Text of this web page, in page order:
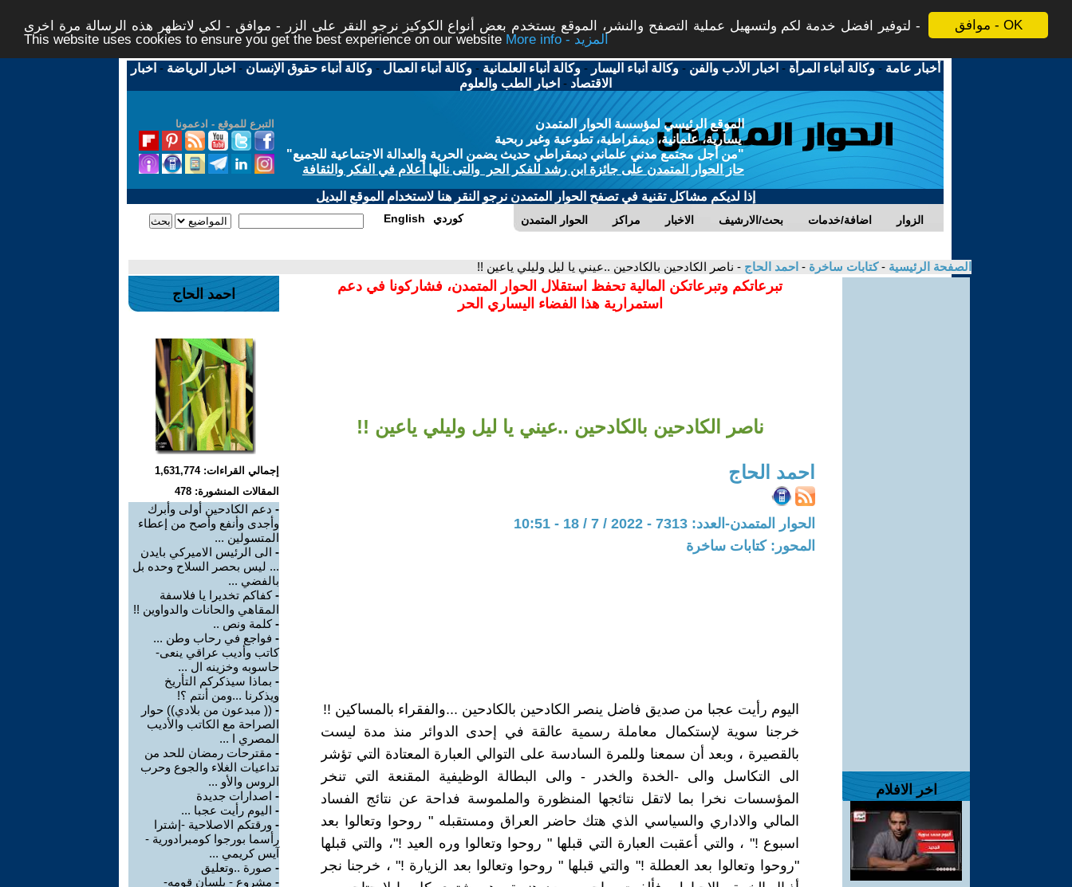
موافق - OK
لتوفير افضل خدمة لكم ولتسهيل عملية التصفح والنشر، الموقع يستخدم بعض أنواع الكوكيز نرجو النقر على الزر - موافق - لكي لاتظهر هذه الرسالة مرة اخرى -
This website uses cookies to ensure you get the best experience on our website
More info - المزيد
أخبار عامة -وكالة أنباء المرأة - اخبار الأدب والفن -وكالة أنباء اليسار -وكالة أنباء العلمانية -وكالة أنباء العمال -وكالة أنباء حقوق الإنسان - اخبار الرياضة - اخبار
الاقتصاد - اخبار الطب والعلوم
التبرع للموقع - ادعمونا
الموقع الرئيسي لمؤسسة الحوار المتمدن
يسارية، علمانية، ديمقراطية، تطوعية وغير ربحية
"من أجل مجتمع مدني علماني ديمقراطي حديث يضمن الحرية والعدالة الاجتماعية للجميع"
حاز الحوار المتمدن على جائزة ابن رشد للفكر الحر والتى نالها أعلام في الفكر والثقافة
إذا لديكم مشاكل تقنية في تصفح الحوار المتمدن نرجو النقر هنا لاستخدام الموقع البديل
الحوار المتمدن مراكز الاخبار بحث/الارشيف اضافة/خدمات الزوار English كوردي
الصفحة الرئيسية -كتابات ساخرة - احمد الحاج - ناصر الكادحين بالكادحين ..عيني يا ليل وليلي ياعين !!
اخر الافلام
تبرعاتكم وتبرعاتكن المالية تحفظ استقلال الحوار المتمدن، فشاركونا في دعم
استمرارية هذا الفضاء اليساري الحر
ناصر الكادحين بالكادحين ..عيني يا ليل وليلي ياعين !!
احمد الحاج
الحوار المتمدن-العدد: 7313 - 2022 / 7 / 18 - 10:51
المحور: كتابات ساخرة
اليوم رأيت عجبا من صديق فاضل ينصر الكادحين بالكادحين ...والفقراء بالمساكين !!
خرجنا سوية لإستكمال معاملة رسمية عالقة في إحدى الدوائر منذ مدة ليست
بالقصيرة ، وبعد أن سمعنا وللمرة السادسة على التوالي العبارة المعتادة التي تؤشر
الى التكاسل والى -الخدة والخدر - والى البطالة الوظيفية المقنعة التي تنخر
المؤسسات نخرا بما لاتقل نتائجها المنظورة والملموسة فداحة عن نتائج الفساد
المالي والاداري والسياسي الذي هتك حاضر العراق ومستقبله " روحوا وتعالوا بعد
اسبوع !" ، والتي أعقبت العبارة التي قبلها " روحوا وتعالوا وره العيد !"، والتي قبلها
"روحوا وتعالوا بعد العطلة !" والتي قبلها " روحوا وتعالوا بعد الزيارة !" ، خرجنا نجر
احمد الحاج
إجمالي القراءات: 1,631,774
المقالات المنشورة: 478
- دعم الكادحين أولى وأبرك
وأجدى وأنفع وأصح من إعطاء
المتسولين ...
- الى الرئيس الاميركي بايدن
... ليس بحصر السلاح وحده بل
بالفضي ...
-كفاكم تخديرا يا فلاسفة
المقاهي والحانات والدواوين !!
-كلمة ونص ..
- فواجع في رحاب وطن ...
كاتب وأديب عراقي ينعى-
حاسوبه وخزينه ال ...
- بماذا سيذكركم التأريخ
ويذكرنا ...ومن أنتم ؟!
- (( مبدعون من بلادي)) حوار
الصراحة مع الكاتب والأديب
المصري ا ...
- مقترحات رمضان للحد من
تداعيات الغلاء والجوع وحرب
الروس والأو ...
- اصدارات جديدة
- اليوم رأيت عجبا ...
- ورقتكم الاصلاحية -إشترا
رأسما بورجوا كومبرادورية -
آيس كريمي ...
- صورة ..وتعليق
- مشروع - بلسان قومه-